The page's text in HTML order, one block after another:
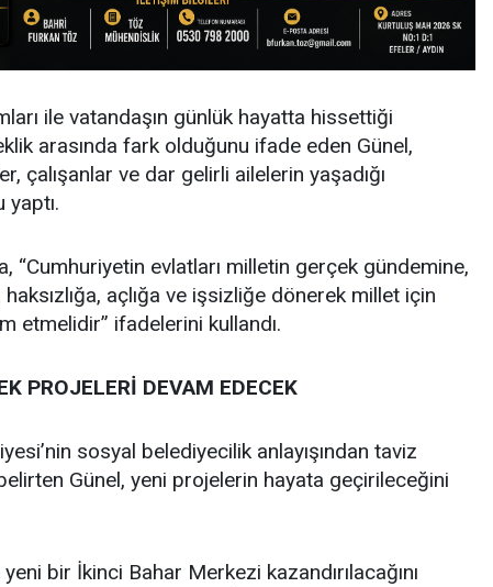
ile vatandaşın günlük hayatta hissettiği
arasında fark olduğunu ifade eden Günel,
çalışanlar ve dar gelirli ailelerin yaşadığı
“Cumhuriyetin evlatları milletin gerçek gündemine,
açlığa ve işsizliğe dönerek millet için
etmelidir” ifadelerini kullandı.
PROJELERİ DEVAM EDECEK
sosyal belediyecilik anlayışından taviz
Günel, yeni projelerin hayata geçirileceğini
bir İkinci Bahar Merkezi kazandırılacağını